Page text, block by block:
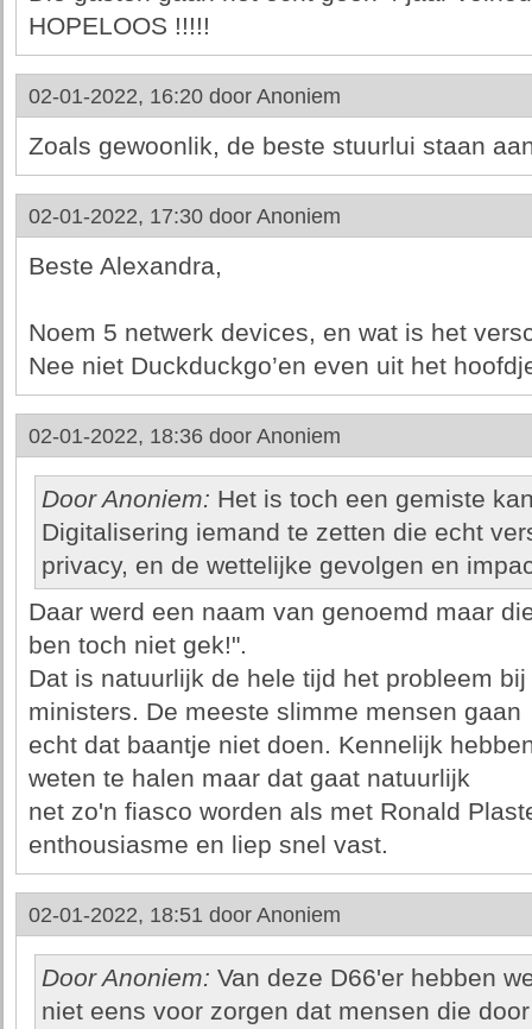
HOPELOOS !!!!!
02-01-2022, 16:20 door Anoniem
Zoals gewoonlik, de beste stuurlui staan
02-01-2022, 17:30 door Anoniem
Beste Alexandra,
Noem 5 netwerk devices, en wat is het
Nee niet Duckduckgo’en even uit het
02-01-2022, 18:36 door Anoniem
Door Anoniem: Het is toch een gemiste
Digitalisering iemand te zetten die echt
privacy, en de wettelijke gevolgen en
Daar werd een naam van genoemd maar
ben toch niet gek!".
Dat is natuurlijk de hele tijd het probleem
ministers. De meeste slimme mensen gaan
echt dat baantje niet doen. Kennelijk
weten te halen maar dat gaat natuurlijk
net zo'n fiasco worden als met Ronald
enthousiasme en liep snel vast.
02-01-2022, 18:51 door Anoniem
Door Anoniem: Van deze D66'er hebben
niet eens voor zorgen dat mensen die